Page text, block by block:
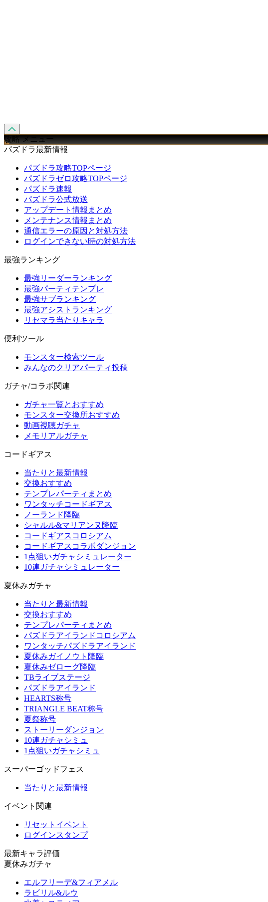
攻略 メニュー
パズドラ最新情報
パズドラ攻略TOPページ
パズドラゼロ攻略TOPページ
パズドラ速報
パズドラ公式放送
アップデート情報まとめ
メンテナンス情報まとめ
通信エラーの原因と対処方法
ログインできない時の対処方法
最強ランキング
最強リーダーランキング
最強パーティテンプレ
最強サブランキング
最強アシストランキング
リセマラ当たりキャラ
便利ツール
モンスター検索ツール
みんなのクリアパーティ投稿
ガチャ/コラボ関連
ガチャ一覧とおすすめ
モンスター交換所おすすめ
動画視聴ガチャ
メモリアルガチャ
コードギアス
当たりと最新情報
交換おすすめ
テンプレパーティまとめ
ワンタッチコードギアス
ノーランド降臨
シャルル&マリアンヌ降臨
コードギアスコロシアム
コードギアスコラボダンジョン
1点狙いガチャシミュレーター
10連ガチャシミュレーター
夏休みガチャ
当たりと最新情報
交換おすすめ
テンプレパーティまとめ
パズドラアイランドコロシアム
ワンタッチパズドラアイランド
夏休みガイノウト降臨
夏休みゼローグ降臨
TBライブステージ
パズドラアイランド
HEARTS称号
TRIANGLE BEAT称号
夏祭称号
ストーリーダンジョン
10連ガチャシミュ
1点狙いガチャシミュ
スーパーゴッドフェス
当たりと最新情報
イベント関連
リセットイベント
ログインスタンプ
最新キャラ評価
夏休みガチャ
エルフリーデ&フィアメル
ラビリル&ルウ